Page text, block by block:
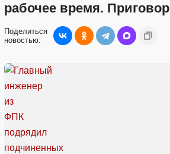
рабочее время. Приговор
Поделиться
новостью: